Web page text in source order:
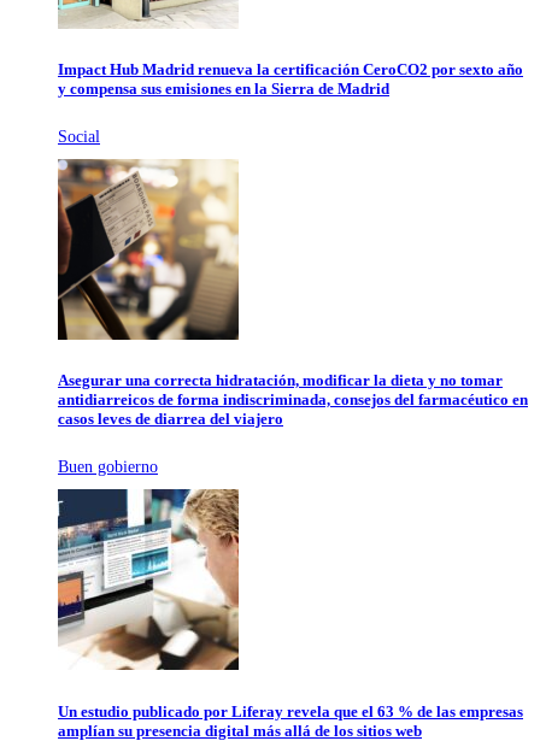
Impact Hub Madrid renueva la certificación CeroCO2 por sexto año
y compensa sus emisiones en la Sierra de Madrid
Social
Asegurar una correcta hidratación, modificar la dieta y no tomar
antidiarreicos de forma indiscriminada, consejos del farmacéutico en
casos leves de diarrea del viajero
Buen gobierno
Un estudio publicado por Liferay revela que el 63 % de las empresas
amplían su presencia digital más allá de los sitios web